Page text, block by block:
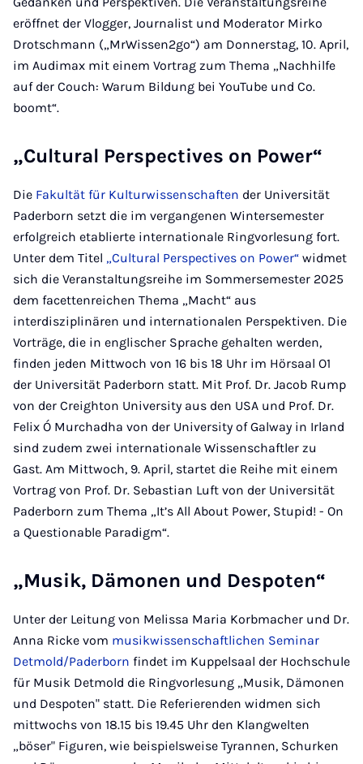
eröffnet der Vlogger, Journalist und Moderator Mirko
Drotschmann („MrWissen2go“) am Donnerstag, 10. April,
im Audimax mit einem Vortrag zum Thema „Nachhilfe
auf der Couch: Warum Bildung bei YouTube und Co.
boomt“.
„Cultural Perspectives on Power“
Die Fakultät für Kulturwissenschaften der Universität
Paderborn setzt die im vergangenen Wintersemester
erfolgreich etablierte internationale Ringvorlesung fort.
Unter dem Titel „Cultural Perspectives on Power“ widmet
sich die Veranstaltungsreihe im Sommersemester 2025
dem facettenreichen Thema „Macht“ aus
interdisziplinären und internationalen Perspektiven. Die
Vorträge, die in englischer Sprache gehalten werden,
finden jeden Mittwoch von 16 bis 18 Uhr im Hörsaal O1
der Universität Paderborn statt. Mit Prof. Dr. Jacob Rump
von der Creighton University aus den USA und Prof. Dr.
Felix Ó Murchadha von der University of Galway in Irland
sind zudem zwei internationale Wissenschaftler zu
Gast. Am Mittwoch, 9. April, startet die Reihe mit einem
Vortrag von Prof. Dr. Sebastian Luft von der Universität
Paderborn zum Thema „It’s All About Power, Stupid! - On
a Questionable Paradigm“.
„Musik, Dämonen und Despoten“
Unter der Leitung von Melissa Maria Korbmacher und Dr.
Anna Ricke vom musikwissenschaftlichen Seminar
Detmold/Paderborn findet im Kuppelsaal der Hochschule
für Musik Detmold die Ringvorlesung „Musik, Dämonen
und Despoten" statt. Die Referierenden widmen sich
mittwochs von 18.15 bis 19.45 Uhr den Klangwelten
„böser" Figuren, wie beispielsweise Tyrannen, Schurken